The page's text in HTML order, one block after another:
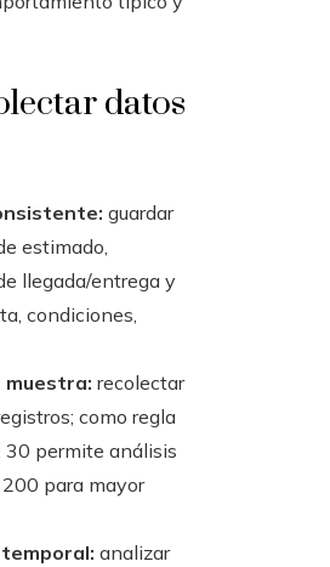
datos
guardar
estimado,
llegada/entrega y
condiciones,
muestra: recolectar
como regla
30 permite análisis
para mayor
analizar